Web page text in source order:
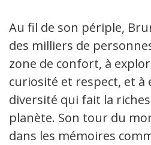
Au fil de son périple,
des milliers de
zone de confort, à
curiosité et respect, et à
diversité qui fait la
planète. Son tour du
dans les mémoires